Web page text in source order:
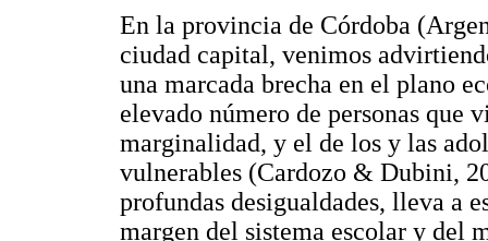
En la provincia de Córdoba
ciudad capital, venimos
una marcada brecha en el plano
elevado número de personas que
marginalidad, y el de los y las
vulnerables (Cardozo & Dubini,
profundas desigualdades, lleva a
margen del sistema escolar y del